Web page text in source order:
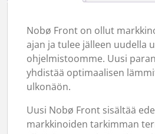
Nobø Front on ollut
ajan ja tulee jälleen uudella
ohjelmistoomme. Uusi
yhdistää optimaalisen
ulkonäön.
Uusi Nobø Front sisältää
markkinoiden tarkimman